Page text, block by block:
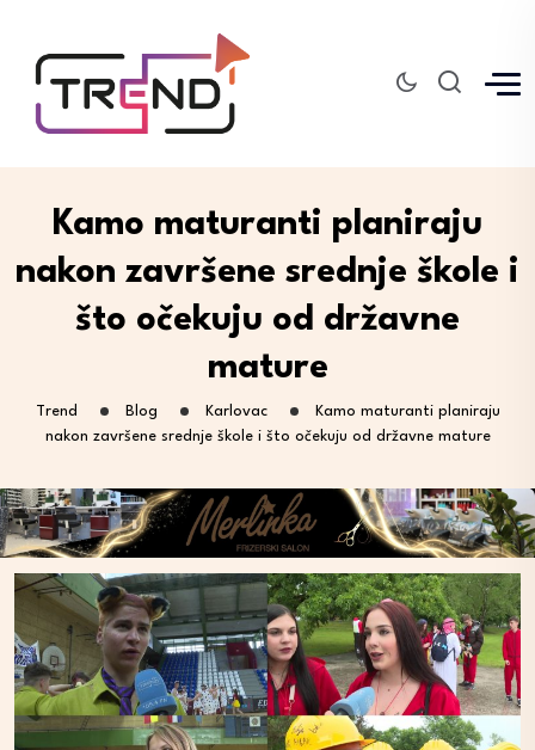
Kamo maturanti planiraju
nakon završene srednje škole i
što očekuju od državne
mature
Trend Blog Karlovac
Kamo maturanti planiraju
nakon završene srednje škole i što očekuju od državne mature